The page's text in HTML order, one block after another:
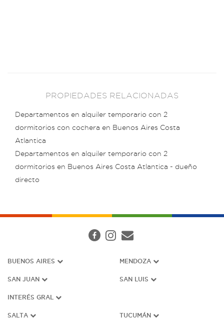
PROPIEDADES RELACIONADAS
Departamentos en alquiler temporario con 2
dormitorios con cochera en Buenos Aires Costa
Atlantica
Departamentos en alquiler temporario con 2
dormitorios en Buenos Aires Costa Atlantica - dueño
directo
BUENOS AIRES MENDOZA
SAN JUAN SAN LUIS
INTERÉS GRAL
SALTA TUCUMÁN